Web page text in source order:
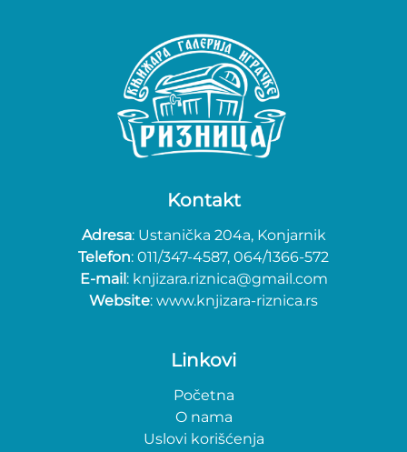
Kontakt
Adresa: Ustanička 204a, Konjarnik
Telefon: 011/347-4587, 064/1366-572
E-mail: knjizara.riznica@gmail.com
Website: www.knjizara-riznica.rs
Linkovi
Početna
O nama
Uslovi korišćenja